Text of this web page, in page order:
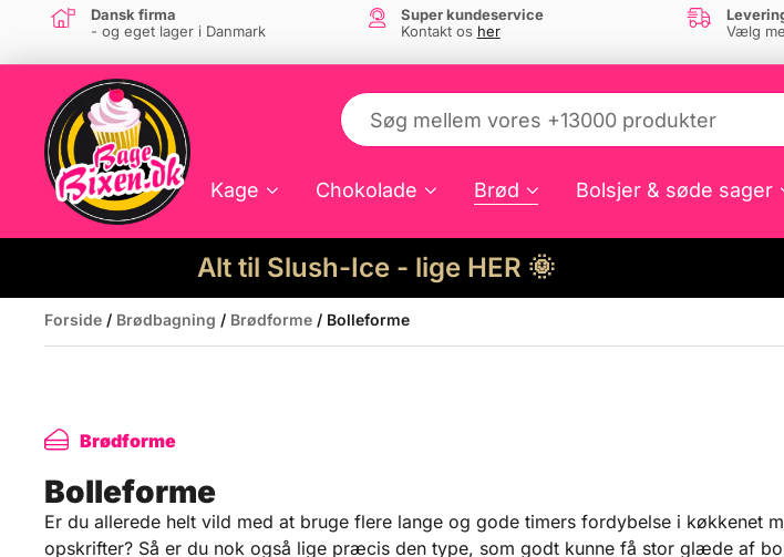
Dansk firma
- og eget lager i Danmark
Super kundeservice
Kontakt os her
Vælg
Kage Chokolade Brød Bolsjer & søde sager
Alt til Slush-Ice - lige HER 🌞
Forside / Brødbagning / Brødforme / Bolleforme
Brødforme
Bolleforme
Er du allerede helt vild med at bruge flere lange og gode timers fordybelse i
opskrifter? Så er du nok også lige præcis den type, som godt kunne få stor glæde af